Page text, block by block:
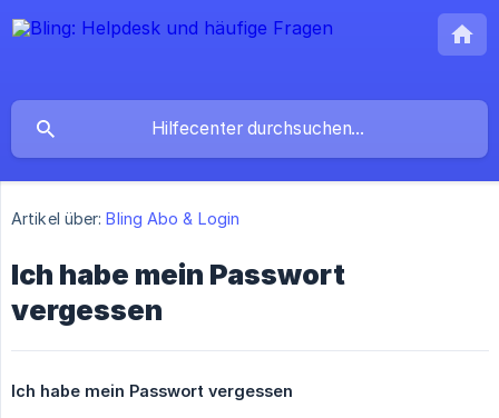
Artikel über: Bling Abo & Login
Ich habe mein Passwort
vergessen
Ich habe mein Passwort vergessen